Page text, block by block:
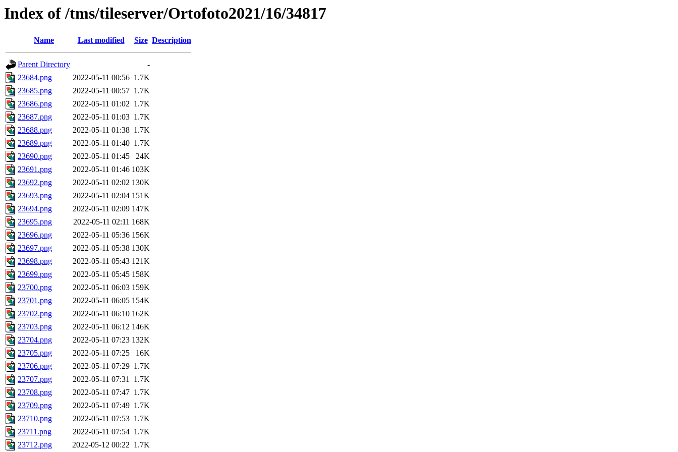
Index of /tms/tileserver/Ortofoto2021/16/34817
Name Last modified Size Description
Parent Directory
-
23684.png
2022-05-11 00:56 1.7K
23685.png
2022-05-11 00:57 1.7K
23686.png
2022-05-11 01:02 1.7K
23687.png
2022-05-11 01:03 1.7K
23688.png
2022-05-11 01:38 1.7K
23689.png
2022-05-11 01:40 1.7K
23690.png
2022-05-11 01:45
24K
23691.png
2022-05-11 01:46 103K
23692.png
2022-05-11 02:02 130K
23693.png
2022-05-11 02:04 151K
23694.png
2022-05-11 02:09 147K
23695.png
2022-05-11 02:11 168K
23696.png
2022-05-11 05:36 156K
23697.png
2022-05-11 05:38 130K
23698.png
2022-05-11 05:43 121K
23699.png
2022-05-11 05:45 158K
23700.png
2022-05-11 06:03 159K
23701.png
2022-05-11 06:05 154K
23702.png
2022-05-11 06:10 162K
23703.png
2022-05-11 06:12 146K
23704.png
2022-05-11 07:23 132K
23705.png
2022-05-11 07:25
16K
23706.png
2022-05-11 07:29 1.7K
23707.png
2022-05-11 07:31 1.7K
23708.png
2022-05-11 07:47 1.7K
23709.png
2022-05-11 07:49 1.7K
23710.png
2022-05-11 07:53 1.7K
23711.png
2022-05-11 07:54 1.7K
23712.png
2022-05-12 00:22 1.7K